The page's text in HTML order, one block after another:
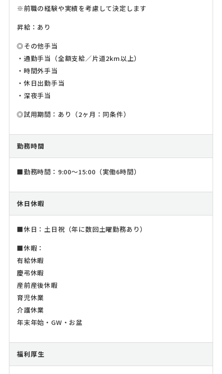
※前職の経験や実績を考慮して決定します
昇給：あり
◎その他手当
・通勤手当（全額支給／片道2km以上）
・時間外手当
・休日出勤手当
・深夜手当
◎試用期間：あり（2ヶ月：同条件）
勤務時間
■勤務時間：9:00～15:00（実働6時間）
休日休暇
■休日：土日祝（年に数回土曜勤務あり）
■休暇：
有給休暇
慶弔休暇
産前産後休暇
育児休業
介護休業
年末年始・GW・お盆
福利厚生